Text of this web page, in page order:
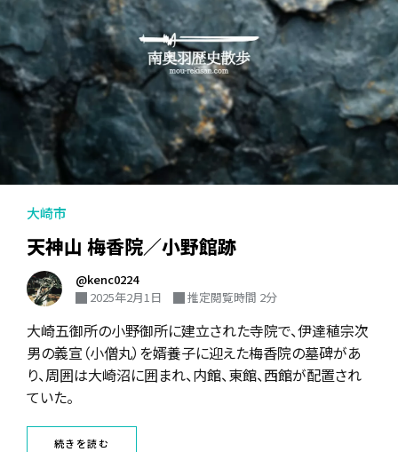
大崎市
天神山 梅香院／小野館跡
@kenc0224
2025年2月1日
推定閲覧時間 2分
大崎五御所の小野御所に建立された寺院で、伊達稙宗次
男の義宣（小僧丸）を婿養子に迎えた梅香院の墓碑があ
り、周囲は大崎沼に囲まれ、内館、東館、西館が配置され
ていた。
続きを読む